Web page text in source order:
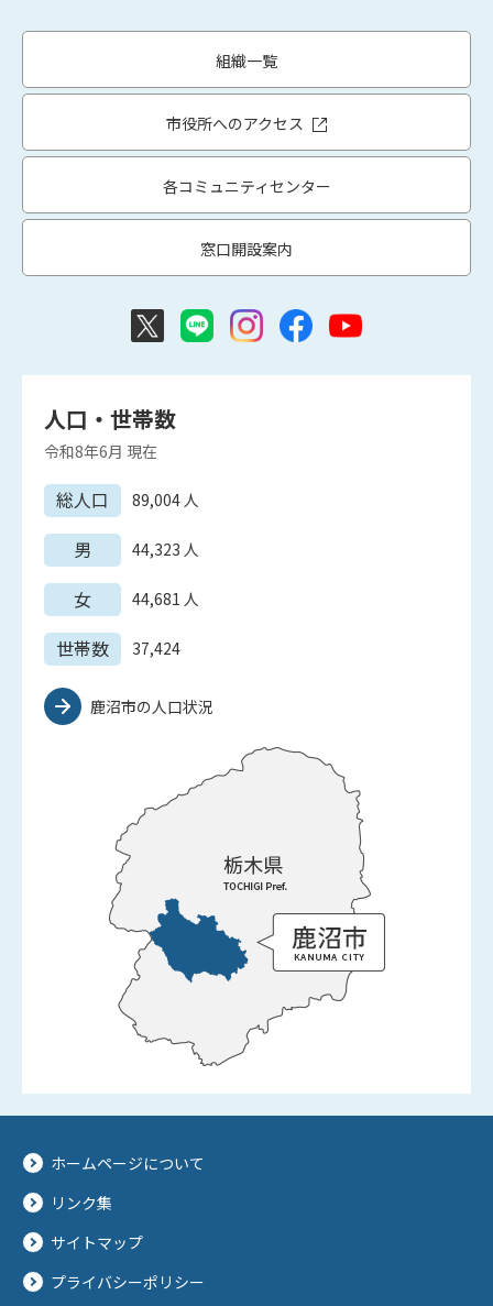
組織一覧
市役所へのアクセス
各コミュニティセンター
窓口開設案内
人口・世帯数
令和8年6月 現在
総人口 89,004人
男 44,323 人
女 44,681 人
世帯数 37,424
鹿沼市の人口状況
ホームページについて
リンク集
サイトマップ
プライバシーポリシー